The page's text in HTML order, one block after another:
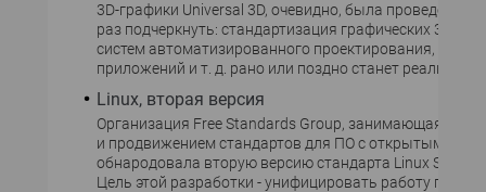
3D-графики Universal 3D, очевидно, была проведена с
раз подчеркнуть: стандартизация графических 3D-
систем автоматизированного проектирования, Web-
приложений и т. д. рано или поздно станет
Linux, вторая версия
Организация Free Standards Group, занимающаяся
и продвижением стандартов для ПО с открытыми
обнародовала вторую версию стандарта Linux
Цель этой разработки - унифицировать работу